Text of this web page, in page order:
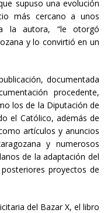
supuso una evolución
más cercano a unos
la autora, “le otorgó
y lo convirtió en un
documentada
procedente,
los de la Diputación de
el Católico, además de
artículos y anuncios
y numerosos
de la adaptación del
proyectos de
del Bazar X, el libro